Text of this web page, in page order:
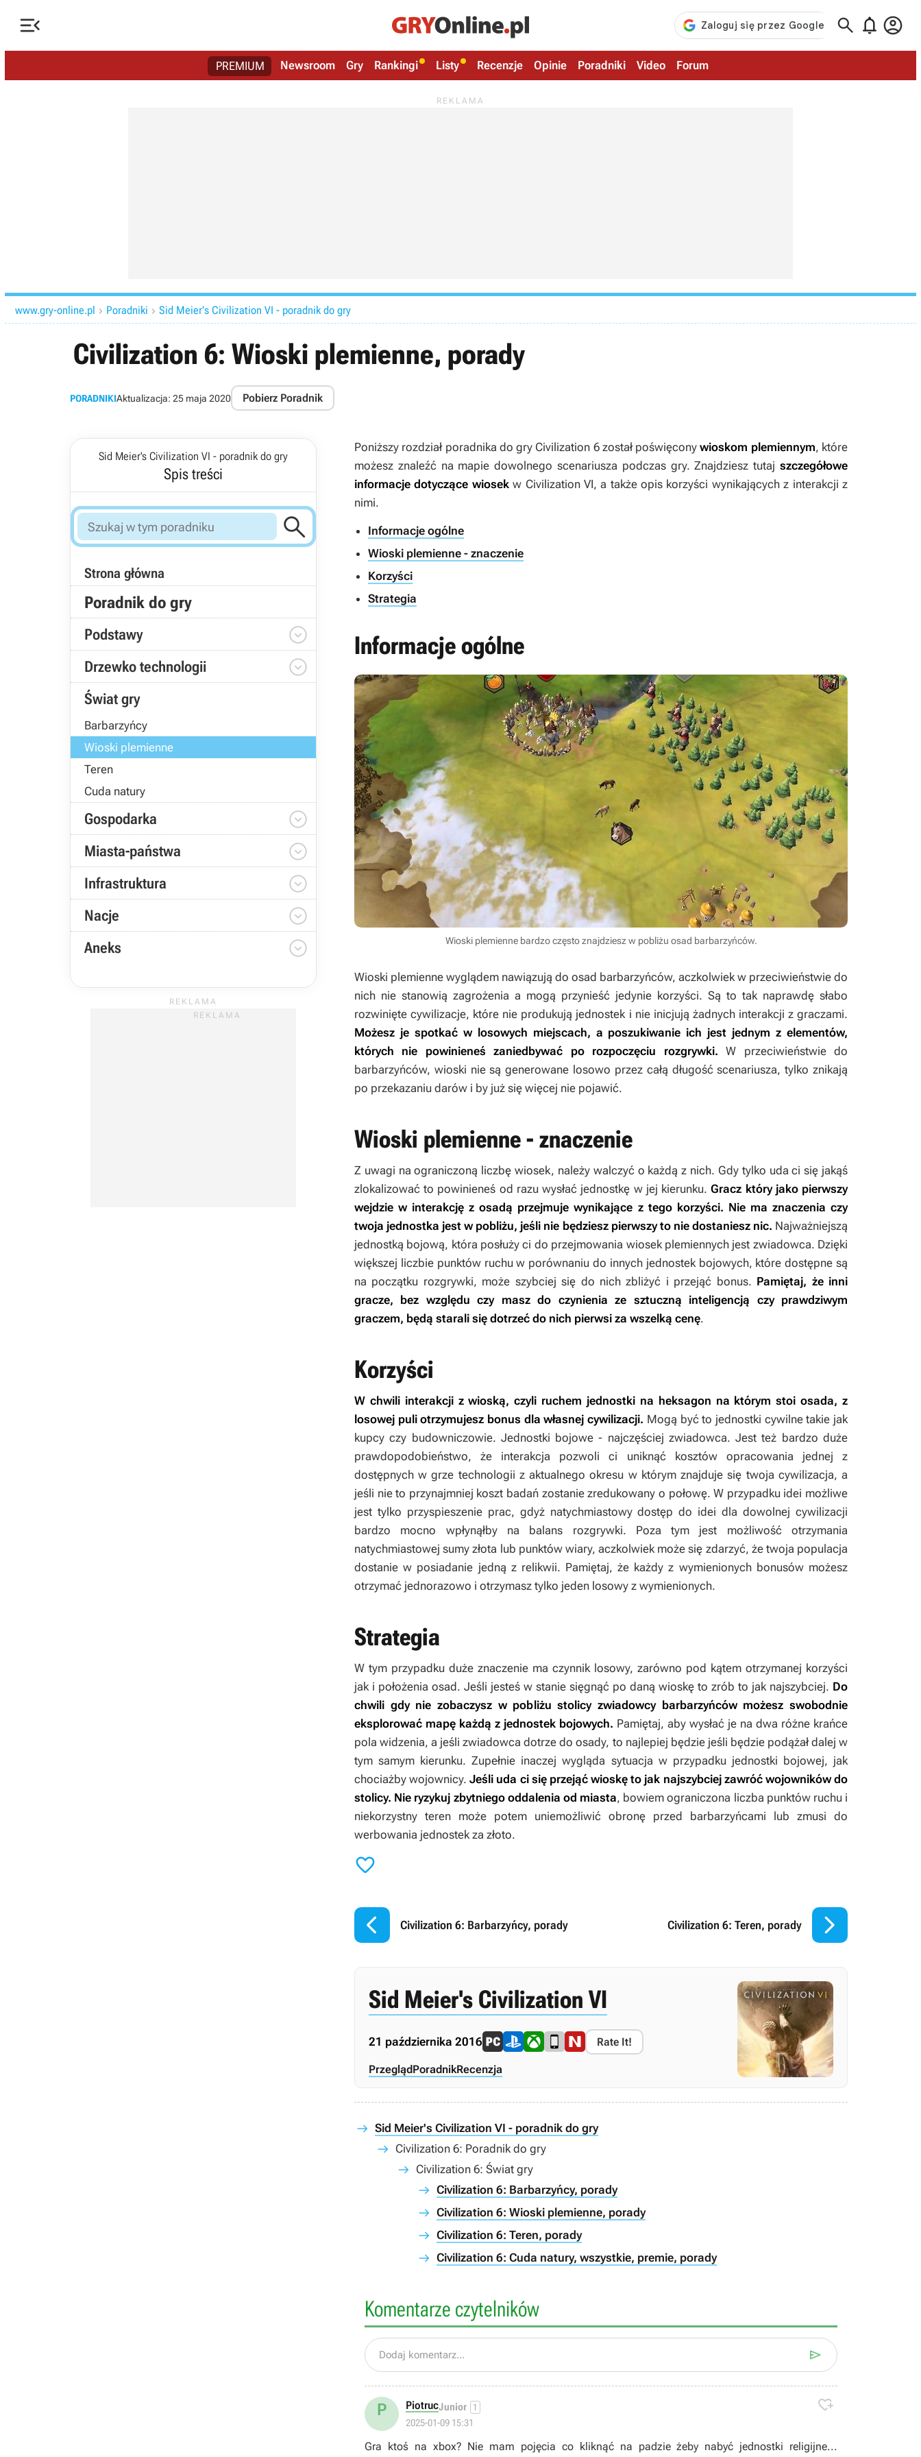
   
PREMIUM Newsroom Gry Rankingi Listy Recenzje Opinie Poradniki Video Forum
www.gry-online.pl  Poradniki  Sid Meier's Civilization VI - poradnik do gry
Civilization 6: Wioski plemienne, porady
PORADNIKIAktualizacja: 25 maja 2020 Pobierz Poradnik
Sid Meier's Civilization VI - poradnik do gry
Spis treści

Strona główna
Poradnik do gry
Podstawy 
Drzewko technologii 
Świat gry
Barbarzyńcy
Wioski plemienne
Teren
Cuda natury
Gospodarka 
Miasta-państwa 
Infrastruktura 
Nacje 
Aneks 
Poniższy rozdział poradnika do gry Civilization 6 został poświęconywioskom plemiennym, które
możesz znaleźć na mapie dowolnego scenariusza podczas gry. Znajdziesz tutaj szczegółowe
informacje dotyczące wiosekw Civilization VI, a także opis korzyści wynikających z interakcji z
nimi.
Informacje ogólne
Wioski plemienne - znaczenie
Korzyści
Strategia
Informacje ogólne
Wioski plemienne bardzo często znajdziesz w pobliżu osad barbarzyńców.
Wioski plemienne wyglądem nawiązują do osad barbarzyńców, aczkolwiek w przeciwieństwie do
nich nie stanowią zagrożenia a mogą przynieść jedynie korzyści. Są to tak naprawdę słabo
rozwinięte cywilizacje, które nie produkują jednostek i nie inicjują żadnych interakcji z graczami.
Możesz je spotkać w losowych miejscach, a poszukiwanie ich jest jednym z elementów,
których nie powinieneś zaniedbywać po rozpoczęciu rozgrywki. W przeciwieństwie do
barbarzyńców, wioski nie są generowane losowo przez całą długość scenariusza, tylko znikają
po przekazaniu darów i by już się więcej nie pojawić.
Wioski plemienne - znaczenie
Z uwagi na ograniczoną liczbę wiosek, należy walczyć o każdą z nich. Gdy tylko uda ci się jakąś
zlokalizować to powinieneś od razu wysłać jednostkę w jej kierunku.Gracz który jako pierwszy
wejdzie w interakcję z osadą przejmuje wynikające z tego korzyści. Nie ma znaczenia czy
twoja jednostka jest w pobliżu, jeśli nie będziesz pierwszy to nie dostaniesz nic. Najważniejszą
jednostką bojową, która posłuży ci do przejmowania wiosek plemiennych jest zwiadowca. Dzięki
większej liczbie punktów ruchu w porównaniu do innych jednostek bojowych, które dostępne są
na początku rozgrywki, może szybciej się do nich zbliżyć i przejąć bonus. Pamiętaj, że inni
gracze, bez względu czy masz do czynienia ze sztuczną inteligencją czy prawdziwym
graczem, będą starali się dotrzeć do nich pierwsi za wszelką cenę.
Korzyści
W chwili interakcji z wioską, czyli ruchem jednostki na heksagon na którym stoi osada, z
losowej puli otrzymujesz bonus dla własnej cywilizacji. Mogą być to jednostki cywilne takie jak
kupcy czy budowniczowie. Jednostki bojowe - najczęściej zwiadowca. Jest też bardzo duże
prawdopodobieństwo, że interakcja pozwoli ci uniknąć kosztów opracowania jednej z
dostępnych w grze technologii z aktualnego okresu w którym znajduje się twoja cywilizacja, a
jeśli nie to przynajmniej koszt badań zostanie zredukowany o połowę. W przypadku idei możliwe
jest tylko przyspieszenie prac, gdyż natychmiastowy dostęp do idei dla dowolnej cywilizacji
bardzo mocno wpłynąłby na balans rozgrywki. Poza tym jest możliwość otrzymania
natychmiastowej sumy złota lub punktów wiary, aczkolwiek może się zdarzyć, że twoja populacja
dostanie w posiadanie jedną z relikwii. Pamiętaj, że każdy z wymienionych bonusów możesz
otrzymać jednorazowo i otrzymasz tylko jeden losowy z wymienionych.
Strategia
W tym przypadku duże znaczenie ma czynnik losowy, zarówno pod kątem otrzymanej korzyści
jak i położenia osad. Jeśli jesteś w stanie sięgnąć po daną wioskę to zrób to jak najszybciej. Do
chwili gdy nie zobaczysz w pobliżu stolicy zwiadowcy barbarzyńców możesz swobodnie
eksplorować mapę każdą z jednostek bojowych. Pamiętaj, aby wysłać je na dwa różne krańce
pola widzenia, a jeśli zwiadowca dotrze do osady, to najlepiej będzie jeśli będzie podążał dalej w
tym samym kierunku. Zupełnie inaczej wygląda sytuacja w przypadku jednostki bojowej, jak
chociażby wojownicy.Jeśli uda ci się przejąć wioskę to jak najszybciej zawróć wojowników do
stolicy. Nie ryzykuj zbytniego oddalenia od miasta, bowiem ograniczona liczba punktów ruchu i
niekorzystny teren może potem uniemożliwić obronę przed barbarzyńcami lub zmusi do
werbowania jednostek za złoto.

 Civilization 6: Barbarzyńcy, porady Civilization 6: Teren, porady 
Sid Meier's Civilization VI
21 października 2016 Rate It!
PrzeglądPoradnikRecenzja
Sid Meier's Civilization VI - poradnik do gry
Civilization 6: Poradnik do gry
Civilization 6: Świat gry
Civilization 6: Barbarzyńcy, porady
Civilization 6: Wioski plemienne, porady
Civilization 6: Teren, porady
Civilization 6: Cuda natury, wszystkie, premie, porady
Komentarze czytelników
Dodaj komentarz... 
P PiotrucJunior 1
2025-01-09 15:31

Gra ktoś na xbox? Nie mam pojęcia co kliknąć na padzie żeby nabyć jednostki religijne...